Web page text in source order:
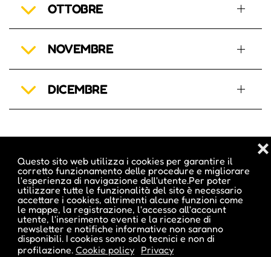
Questo sito web utilizza i cookies per garantire il
corretto funzionamento delle procedure e migliorare
l'esperienza di navigazione dell'utente.Per poter
utilizzare tutte le funzionalità del sito è necessario
accettare i cookies, altrimenti alcune funzioni come
le mappe, la registrazione, l'accesso all'account
utente, l'inserimento eventi e la ricezione di
newsletter e notifiche informative non saranno
disponibili. I cookies sono solo tecnici e non di
profilazione. Cookie policy Privacy
❌
OTTOBRE
NOVEMBRE
DICEMBRE
Inserisci i tuoi eventi sul primo e più amato
calendario di eventi dell'Alto Adige!
HAI GIÀ UN ACCOUNT?